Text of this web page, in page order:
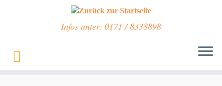
Infos unter: 0171 / 8338898